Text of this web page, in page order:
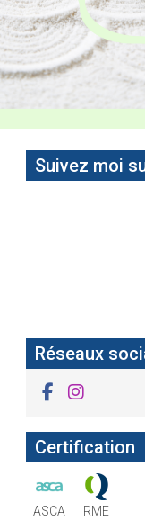
Suivez moi
Réseaux
Certification
ASCA RME